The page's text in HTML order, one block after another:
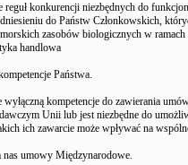
reguł konkurencji niezbędnych do
do Państw Członkowskich,
zasobów biologicznych w
handlowa
Państwa.
wyłączną kompetencje do zawierania
Unii lub jest niezbędne do
ich zawarcie może wpływać na
nas umowy Międzynarodowe.